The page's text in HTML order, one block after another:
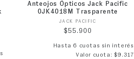
Anteojos Ópticos Jack Pacific
0JK4018M Trasparente
Proveedor:
JACK PACIFIC
Precio habitual
$55.900
Hasta 6 cuotas sin interés
Valor cuota: $9.317